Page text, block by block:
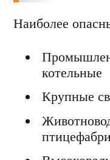
Наиболее
котельные
Крупные